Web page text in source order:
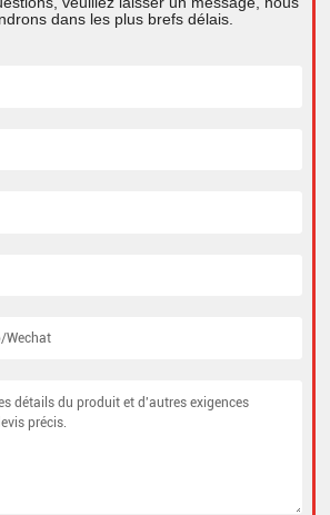
dans les plus brefs délais.